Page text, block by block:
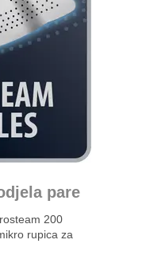
pare
200
rupica za